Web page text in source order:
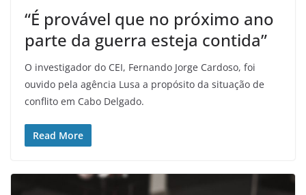
“É provável que no próximo ano
parte da guerra esteja contida”
O investigador do CEI, Fernando Jorge Cardoso, foi
ouvido pela agência Lusa a propósito da situação de
conflito em Cabo Delgado.
Read More